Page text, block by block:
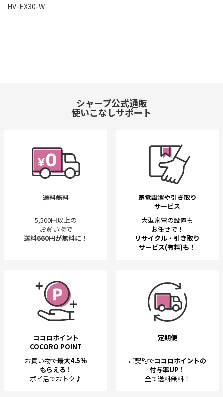
HV-EX30-W
シャープ公式通販
使いこなしサポート
送料無料
5,500円以上の
お買い物で
送料660円が無料に！
家電設置や引き取り
サービス
大型家電の設置も
お任せで！
リサイクル・引き取り
サービス(有料)も！
ココロポイント
COCORO POINT
お買い物で最大4.5%
もらえる！
ポイ活でおトク♪
定期便
ご契約でココロポイントの
付与率UP！
全て送料無料！